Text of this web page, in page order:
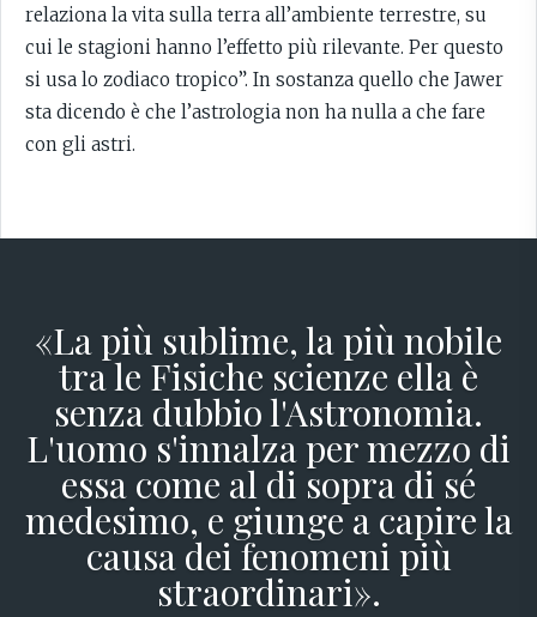
relaziona la vita sulla terra all’ambiente terrestre, su
cui le stagioni hanno l’effetto più rilevante. Per questo
si usa lo zodiaco tropico”. In sostanza quello che Jawer
sta dicendo è che l’astrologia non ha nulla a che fare
con gli astri.
«La più sublime, la più nobile
tra le Fisiche scienze ella è
senza dubbio l'Astronomia.
L'uomo s'innalza per mezzo di
essa come al di sopra di sé
medesimo, e giunge a capire la
causa dei fenomeni più
straordinari».